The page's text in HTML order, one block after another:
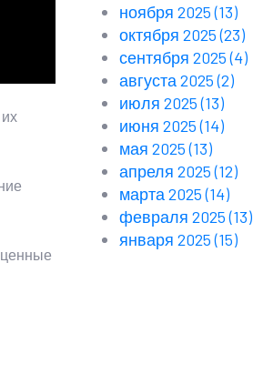
ценные
ноября 2025(13)
октября 2025(23)
сентября 2025(4)
августа 2025(2)
июля 2025(13)
июня 2025(14)
мая 2025(13)
апреля 2025(12)
марта 2025(14)
февраля 2025(13)
января 2025(15)